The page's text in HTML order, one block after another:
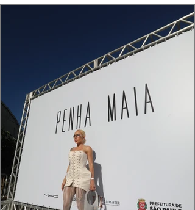
que ele conduza a cena. Cada dobra do
cada reflexo dourado da luz sobre a pe